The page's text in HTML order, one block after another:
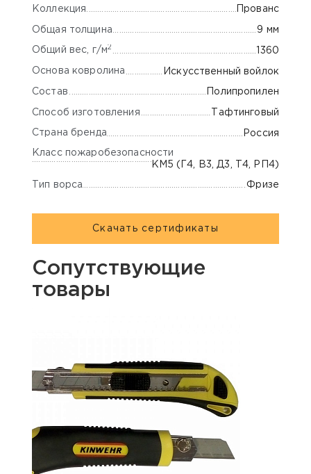
Коллекция Прованс
Общая толщина 9 мм
Общий вес, г/м 2 1360
Основа ковролина Искусственный войлок
Состав Полипропилен
Способ изготовления Тафтинговый
Страна бренда Россия
Класс пожаробезопасности
КМ5 (Г4, В3, Д3, Т4, РП4)
Тип ворса Фризе
Скачать сертификаты
Сопутствующие
товары